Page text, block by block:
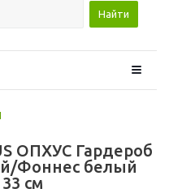
Найти
ОПХУС Гардероб
Фоннес белый
см